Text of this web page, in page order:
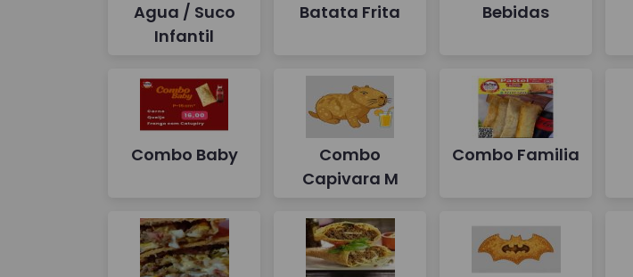
Agua / Suco
Infantil
Batata Frita Bebidas
Combo Baby
Combo
Capivara M
Combo Familia